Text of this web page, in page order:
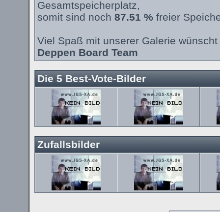
Gesamtspeicherplatz,
somit sind noch 87.51 % freier
Viel Spaß mit unserer Galerie
Deppen Board Team
Die 5 Best-Vote-Bilder
Zufallsbilder